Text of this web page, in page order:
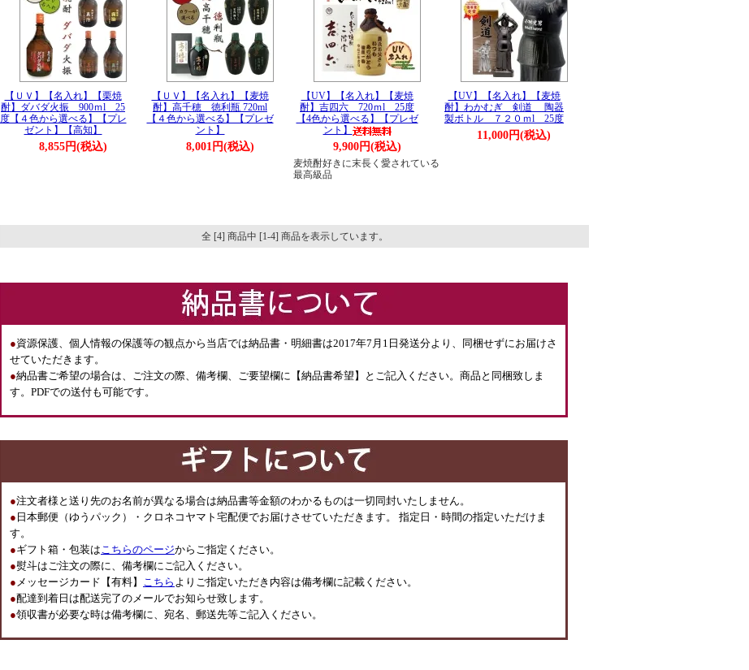
【ＵＶ】【名入れ】【栗焼
酎】ダバダ火振 900ｍl 25
度【４色から選べる】【プレ
ゼント】【高知】
8,855円(税込)
【ＵＶ】【名入れ】【麦焼
酎】高千穂 徳利瓶 720ml
【４色から選べる】【プレゼ
ント】
8,001円(税込)
【UV】【名入れ】【麦焼
酎】吉四六 720ｍl 25度
【4色から選べる】【プレゼ
ント】
9,900円(税込)
麦焼酎好きに末長く愛されている
最高級品
【UV】【名入れ】【麦焼
酎】わかむぎ 剣道 陶器
製ボトル ７２０ｍl 25度
11,000円(税込)
全 [4] 商品中 [1-4] 商品を表示しています。
●資源保護、個人情報の保護等の観点から当店では納品書・明細書は2017年7月1日発送分より、同梱せずにお届けさ
せていただきます。
●納品書ご希望の場合は、ご注文の際、備考欄、ご要望欄に【納品書希望】とご記入ください。商品と同梱致しま
す。PDFでの送付も可能です。
●注文者様と送り先のお名前が異なる場合は納品書等金額のわかるものは一切同封いたしません。
● 日本郵便（ゆうパック）・クロネコヤマト宅配便でお届けさせていただきます。 指定日・時間の指定いただけま
す。
●ギフト箱・包装はこちらのページからご指定ください。
●熨斗はご注文の際に、備考欄にご記入ください。
● メッセージカード【有料】 こちら よりご指定いただき内容は備考欄に記載ください。
●配達到着日は配送完了のメールでお知らせ致します。
●領収書が必要な時は備考欄に、宛名、郵送先等ご記入ください。